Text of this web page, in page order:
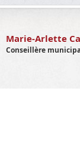
Marie-Arlette
Conseillère